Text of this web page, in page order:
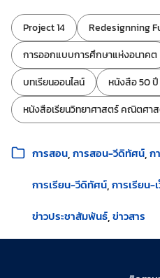
ป้ายกำกับ:
Project 14
Redesignning
การออกแบบการศึกษาแห่งอนาคต
บทเรียนออนไลน์
หนังสือ 50
หนังสือเรียนวิทยาศาสตร์ คณิตศาส
หมวดหมู่:
การสอน การสอน-วีดิทัศน์ ก
การเรียน-วีดิทัศน์ การเรียน-
ข่าวประชาสัมพันธ์ ข่าวสาร